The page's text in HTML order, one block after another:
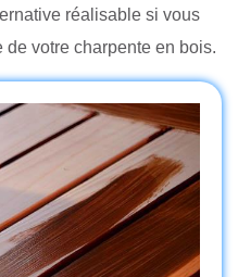
réalisable si vous
de votre charpente en bois.